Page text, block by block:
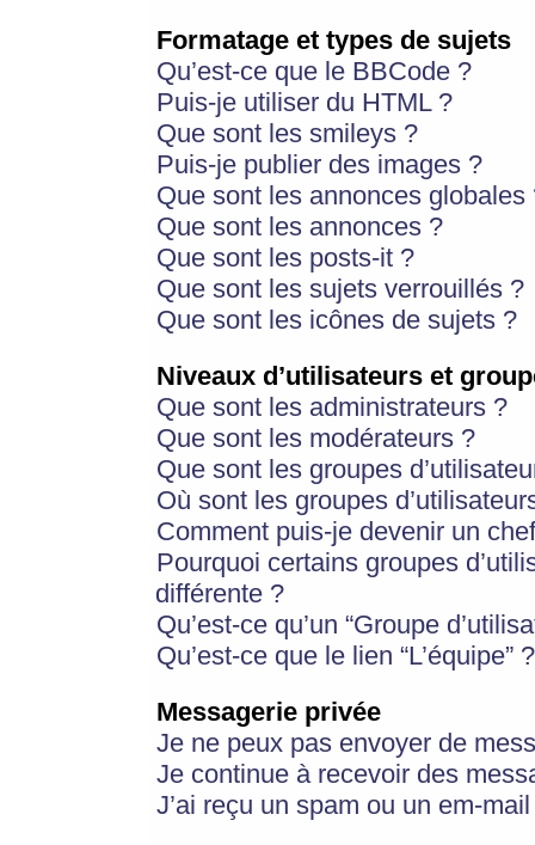
Formatage et types de sujets
Qu’est-ce que le BBCode ?
Puis-je utiliser du HTML ?
Que sont les smileys ?
Puis-je publier des images ?
Que sont les annonces globales
Que sont les annonces ?
Que sont les posts-it ?
Que sont les sujets verrouillés ?
Que sont les icônes de sujets ?
Niveaux d’utilisateurs et
Que sont les administrateurs ?
Que sont les modérateurs ?
Que sont les groupes
Où sont les groupes
Comment puis-je devenir un
Pourquoi certains groupes
différente ?
Qu’est-ce qu’un “Groupe
Qu’est-ce que le lien “L’équipe” ?
Messagerie privée
Je ne peux pas envoyer de
Je continue à recevoir des
J’ai reçu un spam ou un em-